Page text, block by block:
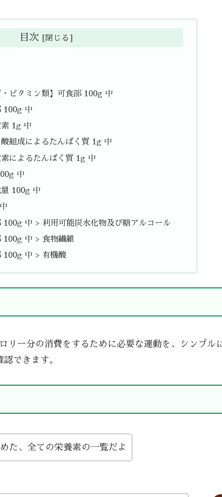
目次
・ビタミン類】可食部 100g 中
100g 中
素 1g 中
酸組成によるたんぱく質 1g 中
素によるたんぱく質 1g 中
中
量 100g 中
100g 中 > 利用可能炭水化物及び糖アルコール
100g 中 > 食物繊維
100g 中 > 有機酸
リー分の消費をするために必要な運動を、シンプル
認できます。
た、全ての栄養素の一覧だよ